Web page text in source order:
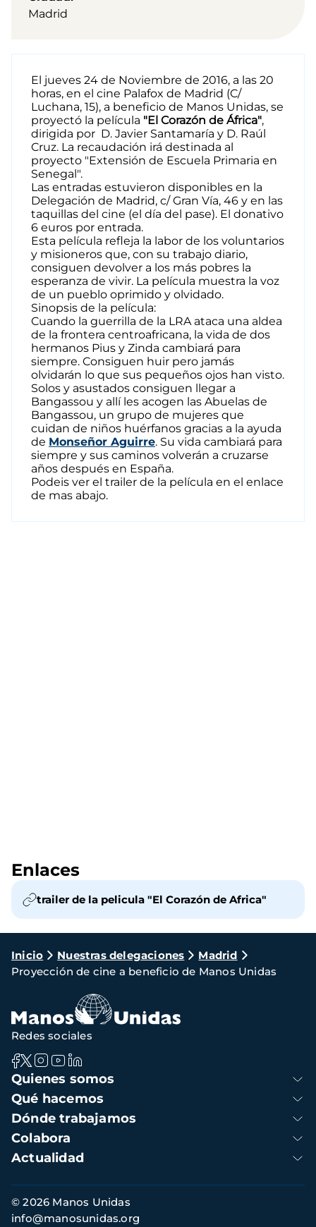
Madrid
El jueves 24 de Noviembre de 2016, a las 20
horas, en el cine Palafox de Madrid (C/
Luchana, 15), a beneficio de Manos Unidas, se
proyectó la película "El Corazón de África",
dirigida por D. Javier Santamaría y D. Raúl
Cruz. La recaudación irá destinada al
proyecto "Extensión de Escuela Primaria en
Senegal".
Las entradas estuvieron disponibles en la
Delegación de Madrid, c/ Gran Vía, 46 y en las
taquillas del cine (el día del pase). El donativo
6 euros por entrada.
Esta película refleja la labor de los voluntarios
y misioneros que, con su trabajo diario,
consiguen devolver a los más pobres la
esperanza de vivir. La película muestra la voz
de un pueblo oprimido y olvidado.
Sinopsis de la película:
Cuando la guerrilla de la LRA ataca una aldea
de la frontera centroafricana, la vida de dos
hermanos Pius y Zinda cambiará para
siempre. Consiguen huir pero jamás
olvidarán lo que sus pequeños ojos han visto.
Solos y asustados consiguen llegar a
Bangassou y allí les acogen las Abuelas de
Bangassou, un grupo de mujeres que
cuidan de niños huérfanos gracias a la ayuda
de Monseñor Aguirre. Su vida cambiará para
siempre y sus caminos volverán a cruzarse
años después en España.
Podeis ver el trailer de la película en el enlace
de mas abajo.
Enlaces
trailer de la pelicula "El Corazón de Africa"
Ruta
de
navegación
Inicio Nuestras delegaciones
Madrid
Proyección de cine a beneficio de Manos Unidas
Navegación
principal
Quienes somos
Qué hacemos
Dónde trabajamos
Colabora
Actualidad
Redes sociales
Información
de
© 2026 Manos Unidas
info@manosunidas.org